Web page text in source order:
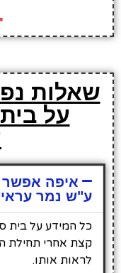
שאלות
על
איפה אפשר
ע"ש נמר
כל המידע על בית
קצת אחרי תחילת
לראות אותו.